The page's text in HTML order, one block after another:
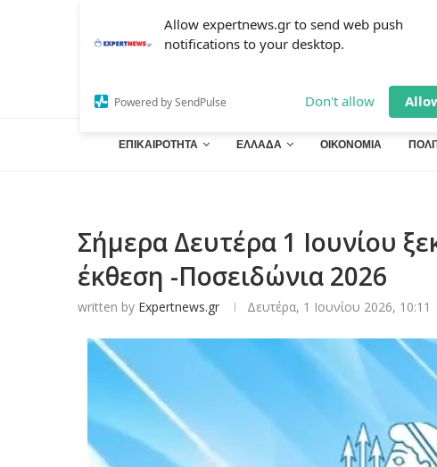
Allow expertnews.gr to send web push
notifications to your desktop.
Powered by SendPulse Don't allow
ΕΠΙΚΑΙΡΟΤΗΤΑ ΕΛΛΑΔΑ ΟΙΚΟΝΟΜΙΑ
Σήμερα Δευτέρα 1 Ιουνίου
έκθεση -Ποσειδώνια 2026
written by Expertnews.gr Δευτέρα, 1 Ιουνίου 2026, 10:11